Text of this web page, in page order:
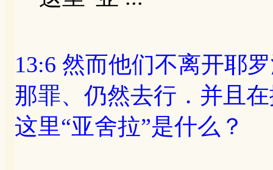
13:6 然而他们不离开耶
那罪、仍然去行．并且
这里“亚舍拉”是什么？